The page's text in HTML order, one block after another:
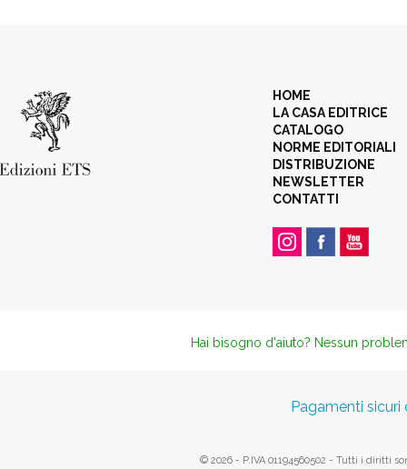
HOME
LA CASA EDITRICE
CATALOGO
NORME EDITORIALI
DISTRIBUZIONE
NEWSLETTER
CONTATTI
Hai bisogno d'aiuto? Nessun
Pagamenti sicuri
© 2026 - P.IVA 01194560502 - Tutti i diritti